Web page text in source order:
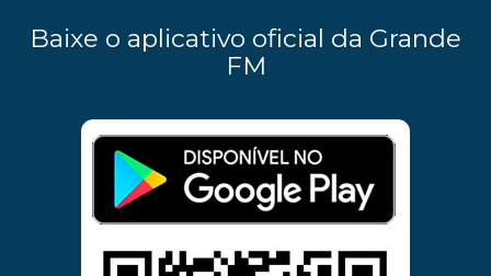
Baixe o aplicativo oficial da Grande
FM